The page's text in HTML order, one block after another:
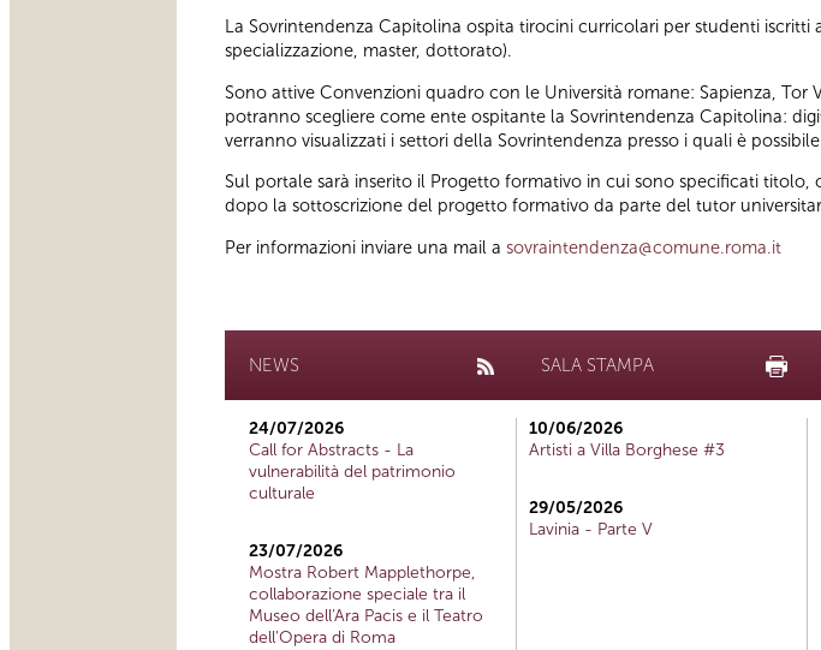
La Sovrintendenza Capitolina ospita tirocini curricolari per studenti
specializzazione, master, dottorato).
Sono attive Convenzioni quadro con le Università romane: Sapienza, Tor
potranno scegliere come ente ospitante la Sovrintendenza Capitolina:
verranno visualizzati i settori della Sovrintendenza presso i quali è
Sul portale sarà inserito il Progetto formativo in cui sono specificati
dopo la sottoscrizione del progetto formativo da parte del tutor
Per informazioni inviare una mail a sovraintendenza@comune.roma.it
NEWS
24/07/2026
Call for Abstracts - La
vulnerabilità del patrimonio
culturale
23/07/2026
Mostra Robert Mapplethorpe,
collaborazione speciale tra il
Museo dell'Ara Pacis e il Teatro
dell'Opera di Roma
SALA STAMPA
10/06/2026
Artisti a Villa Borghese #3
29/05/2026
Lavinia - Parte V